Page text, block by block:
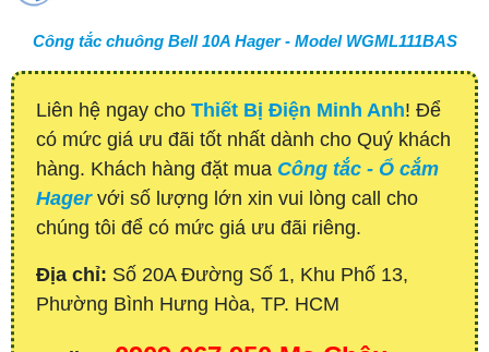
Công tắc chuông Bell 10A Hager - Model WGML111BAS
Liên hệ ngay cho Thiết Bị Điện Minh Anh! Để
có mức giá ưu đãi tốt nhất dành cho Quý khách
hàng. Khách hàng đặt mua Công tắc - Ổ cắm
Hagervới số lượng lớn xin vui lòng call cho
chúng tôi để có mức giá ưu đãi riêng.
Địa chỉ: Số 20A Đường Số 1, Khu Phố 13,
Phường Bình Hưng Hòa, TP. HCM